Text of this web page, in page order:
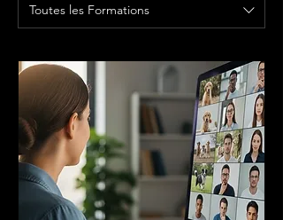
Toutes les Formations